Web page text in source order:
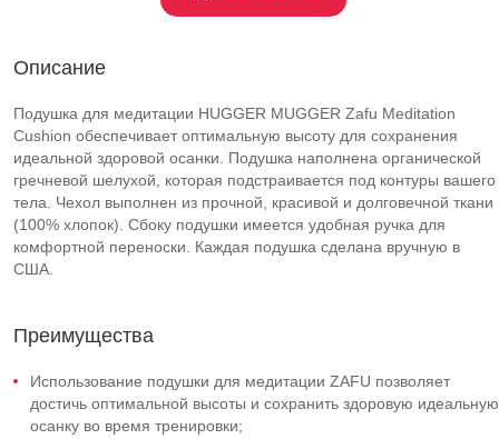
Описание
Подушка для медитации HUGGER MUGGER Zafu Meditation
Cushion обеспечивает оптимальную высоту для сохранения
идеальной здоровой осанки. Подушка наполнена органической
гречневой шелухой, которая подстраивается под контуры вашего
тела. Чехол выполнен из прочной, красивой и долговечной ткани
(100% хлопок). Сбоку подушки имеется удобная ручка для
комфортной переноски. Каждая подушка сделана вручную в
США.
Преимущества
Использование подушки для медитации ZAFU позволяет
достичь оптимальной высоты и сохранить здоровую идеальную
осанку во время тренировки;